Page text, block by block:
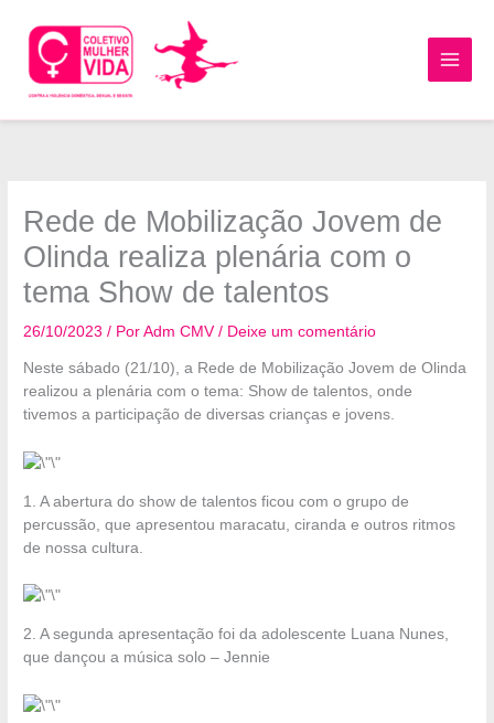
para
conteúdo
Rede de Mobilização Jovem de
Olinda realiza plenária com o
tema Show de talentos
26/10/2023/ PorAdm CMV/ Deixe um comentário
Neste sábado (21/10), a Rede de Mobilização Jovem de Olinda
realizou a plenária com o tema: Show de talentos, onde
tivemos a participação de diversas crianças e jovens.
1. A abertura do show de talentos ficou com o grupo de
percussão, que apresentou maracatu, ciranda e outros ritmos
de nossa cultura.
2. A segunda apresentação foi da adolescente Luana Nunes,
que dançou a música solo – Jennie